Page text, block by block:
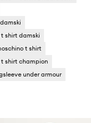
shirt damski
t shirt
t shirt champion
under armour